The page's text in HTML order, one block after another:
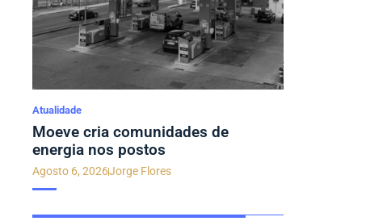
Atualidade
Moeve cria comunidades de
energia nos postos
Agosto 6, 2026Jorge Flores